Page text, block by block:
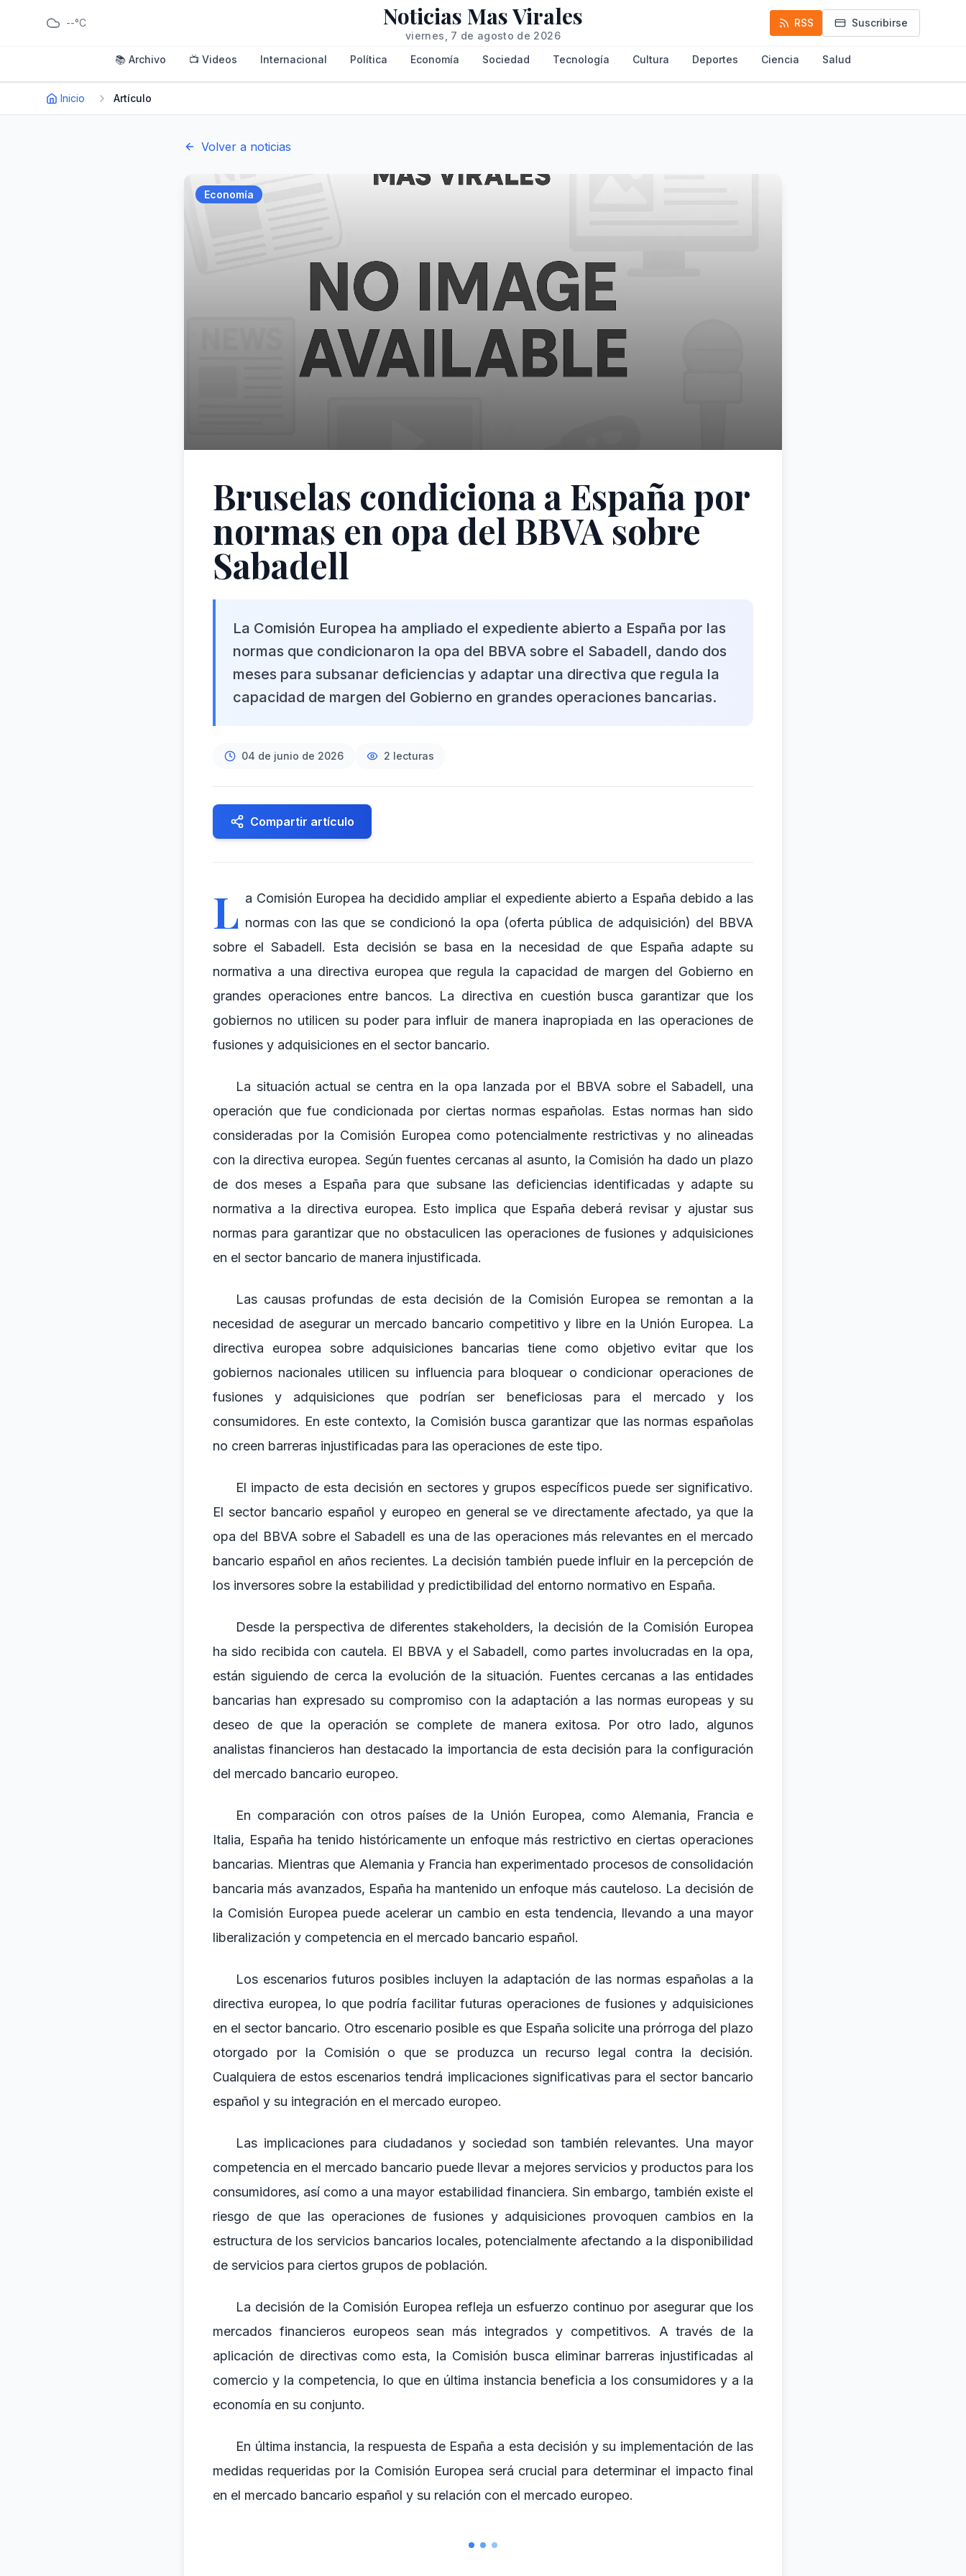
--°C Noticias Mas Virales
viernes, 7 de agosto de 2026
RSS Suscribirse
📚 Archivo 📺 Videos Internacional Política Economía Sociedad Tecnología Cultura Deportes Ciencia Salud
Inicio Artículo
Volver a noticias
Economía
Bruselas condiciona a España por
normas en opa del BBVA sobre
Sabadell
La Comisión Europea ha ampliado el expediente abierto a España por las
normas que condicionaron la opa del BBVA sobre el Sabadell, dando dos
meses para subsanar deficiencias y adaptar una directiva que regula la
capacidad de margen del Gobierno en grandes operaciones bancarias.
04 de junio de 2026 2 lecturas
Compartir artículo
L a Comisión Europea ha decidido ampliar el expediente abierto a España debido a las
normas con las que se condicionó la opa (oferta pública de adquisición) del BBVA
sobre el Sabadell. Esta decisión se basa en la necesidad de que España adapte su
normativa a una directiva europea que regula la capacidad de margen del Gobierno en
grandes operaciones entre bancos. La directiva en cuestión busca garantizar que los
gobiernos no utilicen su poder para influir de manera inapropiada en las operaciones de
fusiones y adquisiciones en el sector bancario.
La situación actual se centra en la opa lanzada por el BBVA sobre el Sabadell, una
operación que fue condicionada por ciertas normas españolas. Estas normas han sido
consideradas por la Comisión Europea como potencialmente restrictivas y no alineadas
con la directiva europea. Según fuentes cercanas al asunto, la Comisión ha dado un plazo
de dos meses a España para que subsane las deficiencias identificadas y adapte su
normativa a la directiva europea. Esto implica que España deberá revisar y ajustar sus
normas para garantizar que no obstaculicen las operaciones de fusiones y adquisiciones
en el sector bancario de manera injustificada.
Las causas profundas de esta decisión de la Comisión Europea se remontan a la
necesidad de asegurar un mercado bancario competitivo y libre en la Unión Europea. La
directiva europea sobre adquisiciones bancarias tiene como objetivo evitar que los
gobiernos nacionales utilicen su influencia para bloquear o condicionar operaciones de
fusiones y adquisiciones que podrían ser beneficiosas para el mercado y los
consumidores. En este contexto, la Comisión busca garantizar que las normas españolas
no creen barreras injustificadas para las operaciones de este tipo.
El impacto de esta decisión en sectores y grupos específicos puede ser significativo.
El sector bancario español y europeo en general se ve directamente afectado, ya que la
opa del BBVA sobre el Sabadell es una de las operaciones más relevantes en el mercado
bancario español en años recientes. La decisión también puede influir en la percepción de
los inversores sobre la estabilidad y predictibilidad del entorno normativo en España.
Desde la perspectiva de diferentes stakeholders, la decisión de la Comisión Europea
ha sido recibida con cautela. El BBVA y el Sabadell, como partes involucradas en la opa,
están siguiendo de cerca la evolución de la situación. Fuentes cercanas a las entidades
bancarias han expresado su compromiso con la adaptación a las normas europeas y su
deseo de que la operación se complete de manera exitosa. Por otro lado, algunos
analistas financieros han destacado la importancia de esta decisión para la configuración
del mercado bancario europeo.
En comparación con otros países de la Unión Europea, como Alemania, Francia e
Italia, España ha tenido históricamente un enfoque más restrictivo en ciertas operaciones
bancarias. Mientras que Alemania y Francia han experimentado procesos de consolidación
bancaria más avanzados, España ha mantenido un enfoque más cauteloso. La decisión de
la Comisión Europea puede acelerar un cambio en esta tendencia, llevando a una mayor
liberalización y competencia en el mercado bancario español.
Los escenarios futuros posibles incluyen la adaptación de las normas españolas a la
directiva europea, lo que podría facilitar futuras operaciones de fusiones y adquisiciones
en el sector bancario. Otro escenario posible es que España solicite una prórroga del plazo
otorgado por la Comisión o que se produzca un recurso legal contra la decisión.
Cualquiera de estos escenarios tendrá implicaciones significativas para el sector bancario
español y su integración en el mercado europeo.
Las implicaciones para ciudadanos y sociedad son también relevantes. Una mayor
competencia en el mercado bancario puede llevar a mejores servicios y productos para los
consumidores, así como a una mayor estabilidad financiera. Sin embargo, también existe el
riesgo de que las operaciones de fusiones y adquisiciones provoquen cambios en la
estructura de los servicios bancarios locales, potencialmente afectando a la disponibilidad
de servicios para ciertos grupos de población.
La decisión de la Comisión Europea refleja un esfuerzo continuo por asegurar que los
mercados financieros europeos sean más integrados y competitivos. A través de la
aplicación de directivas como esta, la Comisión busca eliminar barreras injustificadas al
comercio y la competencia, lo que en última instancia beneficia a los consumidores y a la
economía en su conjunto.
En última instancia, la respuesta de España a esta decisión y su implementación de las
medidas requeridas por la Comisión Europea será crucial para determinar el impacto final
en el mercado bancario español y su relación con el mercado europeo.